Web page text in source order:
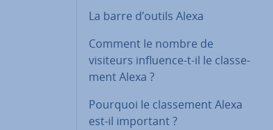
La barre d’outils Alexa
Comment le nombre de
visiteurs influence-t-il le clas­se­
ment Alexa ?
Pourquoi le clas­se­ment Alexa
est-il important ?